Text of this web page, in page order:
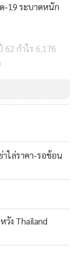
พันธบัตรรัฐบาล
อบ 4 ปี สะท้อนว่า
ารขยายตัวของ
ษฐกิจและระดับ
บการลงทุนในตลาด
ที่ 20 มีนาคม-1
ารเติบโตอย่างต่อ
หลักจะคัดเลือก
ตราผลตอบแทน
ยทางการเงิน
นด้านผลิตภัณฑ์และ
ถในการแข่งขัน
เลือกบริษัทที่มี
น้มการ
ากการ
-19 ระบาดหนัก
62 กำไร 6,176
ดฉีดเงินกู้ซอฟต์
นรายฝ่าไวรัสโค
ไล่ราคา-รอช้อน
วัง Thailand